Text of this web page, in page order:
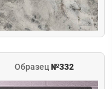
Образец№332